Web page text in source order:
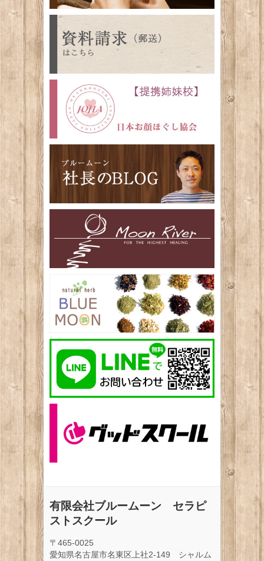
有限会社ブルームーン セラピ
ストスクール
〒465-0025
愛知県名古屋市名東区上社2-149 シャルム